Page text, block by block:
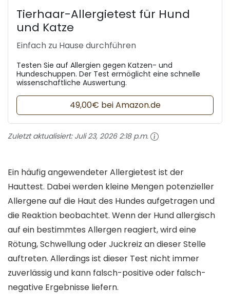
Tierhaar-Allergietest für Hund
und Katze
Einfach zu Hause durchführen
Testen Sie auf Allergien gegen Katzen- und
Hundeschuppen. Der Test ermöglicht eine schnelle
wissenschaftliche Auswertung.
49,00€ bei Amazon.de
Zuletzt aktualisiert: Juli 23, 2026 2:18 p.m.
Ein häufig angewendeter Allergietest ist der
Hauttest. Dabei werden kleine Mengen potenzieller
Allergene auf die Haut des Hundes aufgetragen und
die Reaktion beobachtet. Wenn der Hund allergisch
auf ein bestimmtes Allergen reagiert, wird eine
Rötung, Schwellung oder Juckreiz an dieser Stelle
auftreten. Allerdings ist dieser Test nicht immer
zuverlässig und kann falsch-positive oder falsch-
negative Ergebnisse liefern.